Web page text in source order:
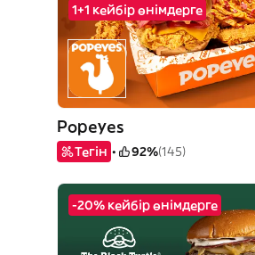
1+1 кейбір өнімдерге
Popeyes
Тегін 92%(145)
-20% кейбір өнімдерге